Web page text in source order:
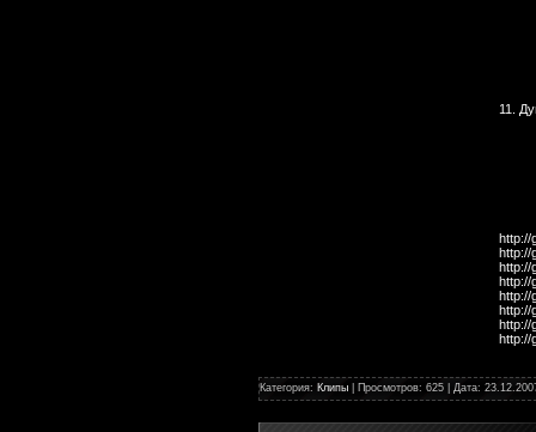
11.
http://
http://
http://
http://
http://
http://
http://
http://
Категория: Клипы | Просмотров: 625 | Дата: